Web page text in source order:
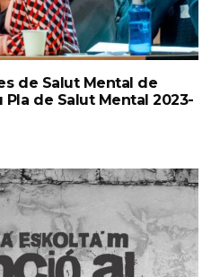
de Salut Mental de
Pla de Salut Mental 2023-